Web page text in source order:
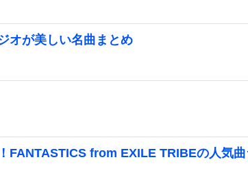
オが美しい名曲まとめ
FANTASTICS from EXILE TRIBEの人気